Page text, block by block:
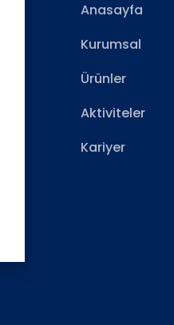
Anasayfa
Kurumsal
Ürünler
Aktiviteler
Kariyer